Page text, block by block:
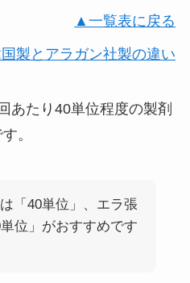
▲一覧表に戻る
製とアラガン社製の違い
あたり40単位程度の製剤
。
「40単位」、エラ張
位」がおすすめです